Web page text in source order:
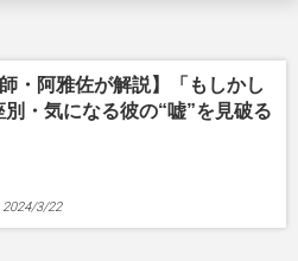
・阿雅佐が解説】「もしかし
・気になる彼の“嘘”を見破る
2024/3/22